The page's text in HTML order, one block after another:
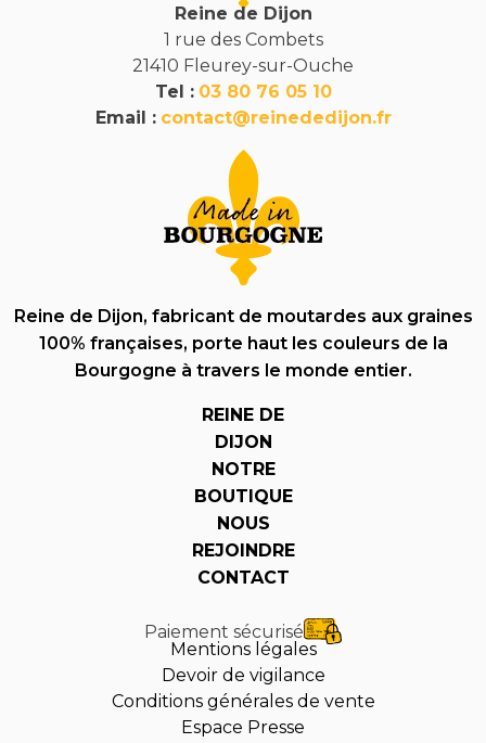
Reine de Dijon
1 rue des Combets
21410 Fleurey-sur-Ouche
Tel : 03 80 76 05 10
Email : contact@reinededijon.fr
Reine de Dijon, fabricant de moutardes aux graines
100% françaises, porte haut les couleurs de la
Bourgogne à travers le monde entier.
REINE DE
DIJON
NOTRE
BOUTIQUE
NOUS
REJOINDRE
CONTACT
Paiement sécurisé
Mentions légales
Devoir de vigilance
Conditions générales de vente
Espace Presse